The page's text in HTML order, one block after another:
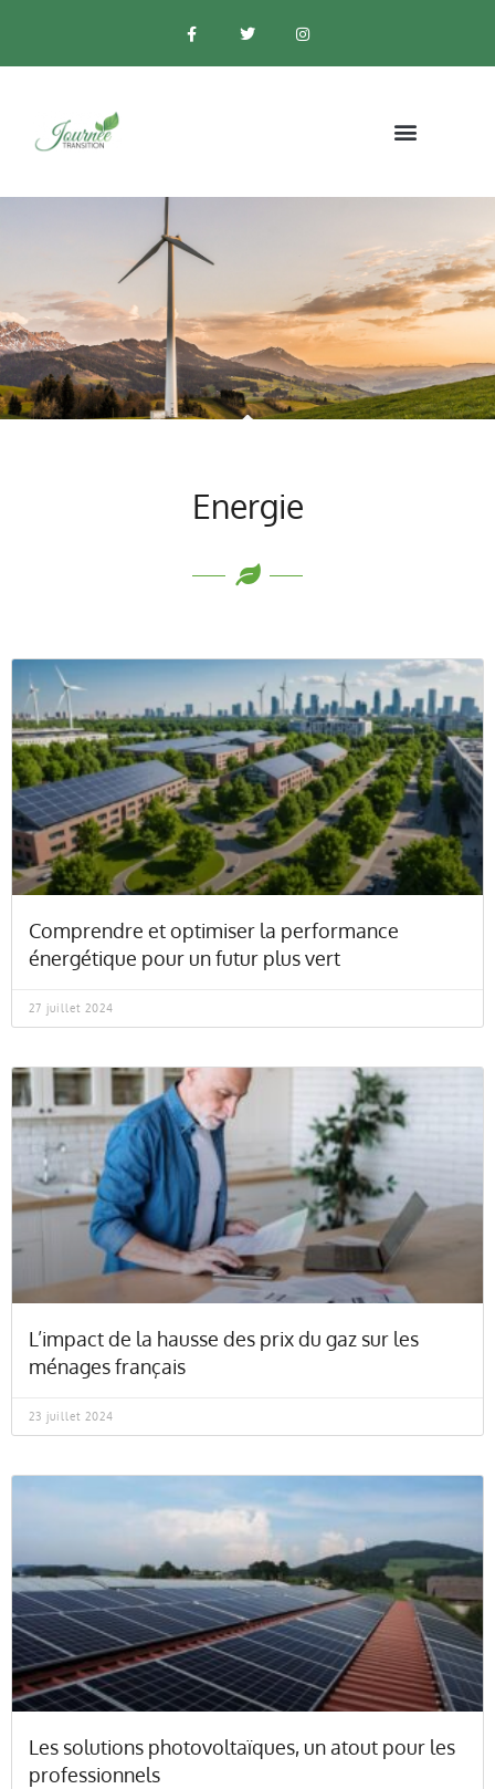
Energie
Comprendre et optimiser la performance
énergétique pour un futur plus vert
27 juillet 2024
L’impact de la hausse des prix du gaz sur les
ménages français
23 juillet 2024
Les solutions photovoltaïques, un atout pour les
professionnels